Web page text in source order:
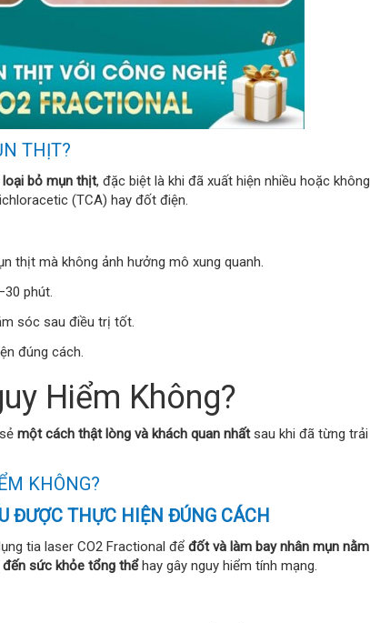
THỊT?
bỏ mụn thịt, đặc biệt là khi đã xuất hiện nhiều hoặc không
(TCA) hay đốt điện.
thịt mà không ảnh hưởng mô xung quanh.
phút.
sóc sau điều trị tốt.
đúng cách.
Hiểm Không?
một cách thật lòng và khách quan nhấtsau khi đã từng trải
KHÔNG?
ĐƯỢC THỰC HIỆN ĐÚNG CÁCH
tia laser CO2 Fractional để đốt và làm bay nhân mụn nằm
sức khỏe tổng thểhay gây nguy hiểm tính mạng.